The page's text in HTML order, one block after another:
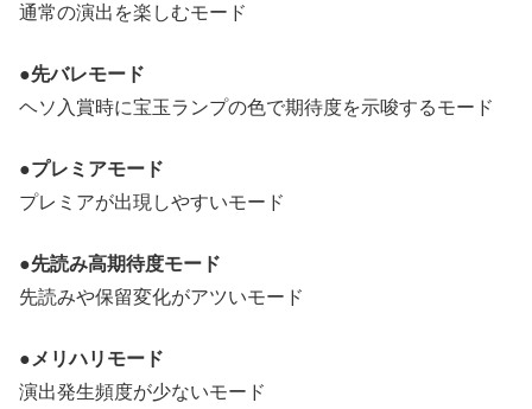
通常の演出を楽しむモード
●先バレモード
ヘソ入賞時に宝玉ランプの色で期待度を示唆するモード
●プレミアモード
プレミアが出現しやすいモード
●先読み高期待度モード
先読みや保留変化がアツいモード
●メリハリモード
演出発生頻度が少ないモード